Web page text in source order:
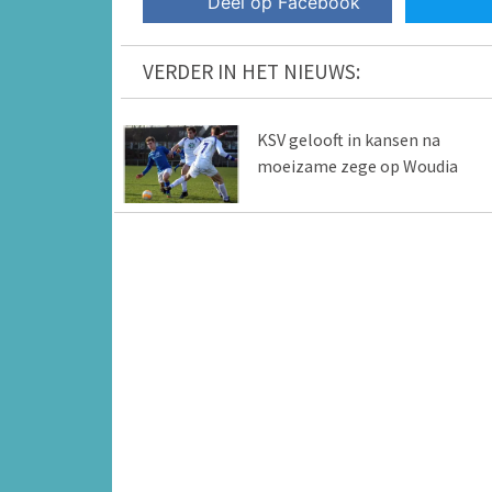
VERDER IN HET NIEUWS:
KSV gelooft in kansen na
moeizame zege op Woudia